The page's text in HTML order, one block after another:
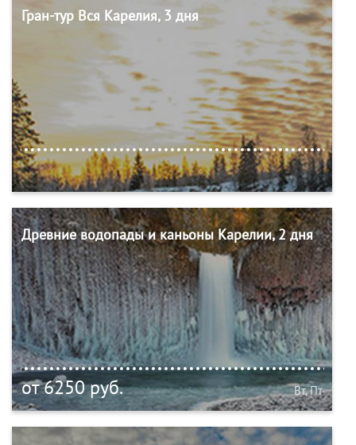
Гран-тур Вся Карелия, 3 дня
Древние водопады и каньоны Карелии, 2 дня
от 6250 руб. Вт, Пт